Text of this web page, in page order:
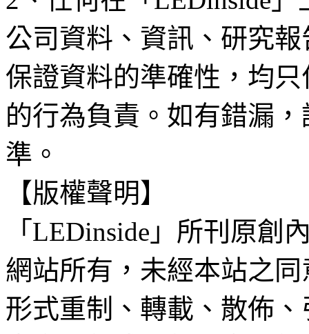
公司資料、資訊、研究
保證資料的準確性，均
的行為負責。如有錯漏
準。
【版權聲明】
「LEDinside」所刊原創
網站所有，未經本站之
形式重制、轉載、散佈